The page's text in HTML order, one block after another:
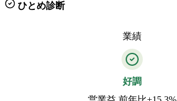
ひとめ診断
業績
好調